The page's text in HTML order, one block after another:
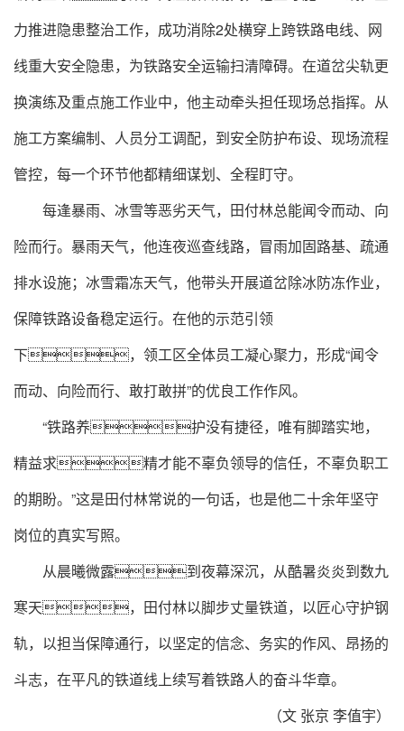
力推进隐患整治工作，成功消除2处横穿上跨铁路电线、网
线重大安全隐患，为铁路安全运输扫清障碍。在道岔尖轨更
换演练及重点施工作业中，他主动牵头担任现场总指挥。从
施工方案编制、人员分工调配，到安全防护布设、现场流程
管控，每一个环节他都精细谋划、全程盯守。
每逢暴雨、冰雪等恶劣天气，田付林总能闻令而动、向
险而行。暴雨天气，他连夜巡查线路，冒雨加固路基、疏通
排水设施；冰雪霜冻天气，他带头开展道岔除冰防冻作业，
保障铁路设备稳定运行。在他的示范引领
下，领工区全体员工凝心聚力，形成“闻令
而动、向险而行、敢打敢拼”的优良工作作风。
“铁路养护没有捷径，唯有脚踏实地，
精益求精才能不辜负领导的信任，不辜负职工
的期盼。”这是田付林常说的一句话，也是他二十余年坚守
岗位的真实写照。
从晨曦微露到夜幕深沉，从酷暑炎炎到数九
寒天，田付林以脚步丈量铁道，以匠心守护钢
轨，以担当保障通行，以坚定的信念、务实的作风、昂扬的
斗志，在平凡的铁道线上续写着铁路人的奋斗华章。
（文 张京 李值宇）